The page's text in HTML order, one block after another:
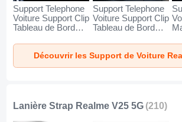
Support Telephone
Voiture Support Clip
Tableau de Bord
Realme V25 5G
Support Telephone
Voiture Support Clip
Tableau de Bord
Realme V25 5G
Noir
Découvrir les Support de Voiture
Lanière Strap Realme V25 5G (210)